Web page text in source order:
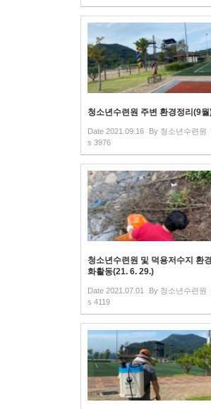
청소년수련원 주변 환경정리(9월
Date 2021.09.16 By 청소년수련원
s 3976
청소년수련원 및 덕용저수지 환
화활동(21. 6. 29.)
Date 2021.07.01 By 청소년수련원
s 4119